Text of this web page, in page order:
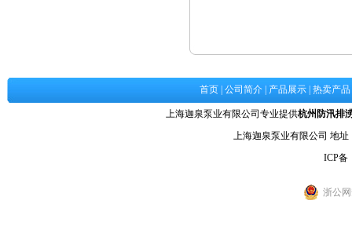
首页 公司简介 产品展示 热卖产品
上海迦泉泵业有限公司专业提供杭州防汛排
上海迦泉泵业有限公司 地
ICP备
浙公网